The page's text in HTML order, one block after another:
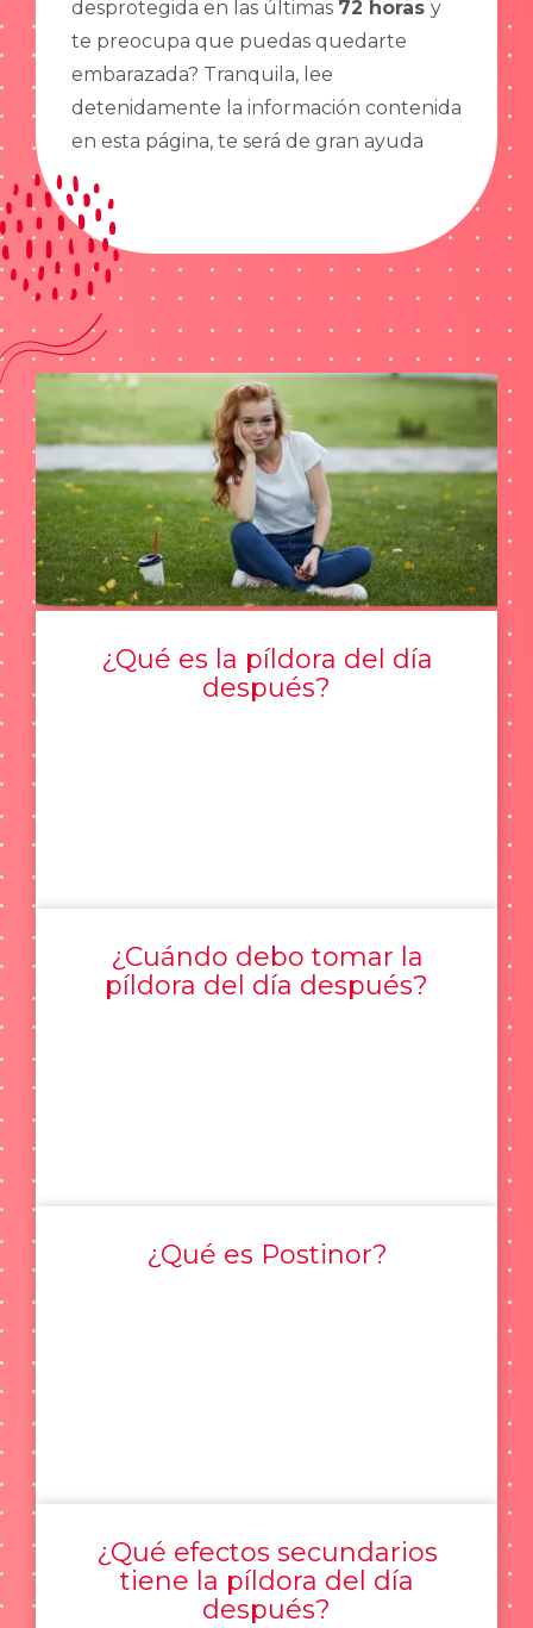
desprotegida en las últimas 72 horas y
te preocupa que puedas quedarte
embarazada? Tranquila, lee
detenidamente la información contenida
en esta página, te será de gran ayuda
¿Qué es la píldora del día
después?
¿Cuándo debo tomar la
píldora del día después?
¿Qué es Postinor?
¿Qué efectos secundarios
tiene la píldora del día
después?